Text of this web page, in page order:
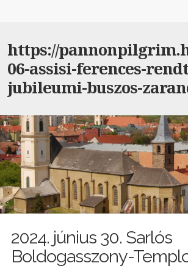
https://
06-assisi-ferences-
jubileumi-buszos-
2024. június 30. Sarlós
Boldogasszony-